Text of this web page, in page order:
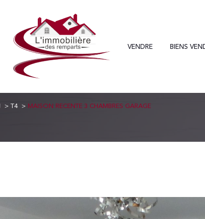
VENDRE BIENS
Voir les0annonces
T4 MAISON RECENTE 3 CHAMBRES GARAGE